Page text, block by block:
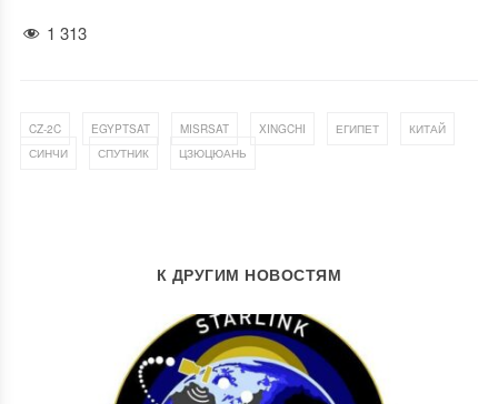
1 313
CZ-2C EGYPTSAT MISRSAT XINGCHI ЕГИПЕТ КИТАЙ
СИНЧИ СПУТНИК ЦЗЮЦЮАНЬ
К ДРУГИМ НОВОСТЯМ